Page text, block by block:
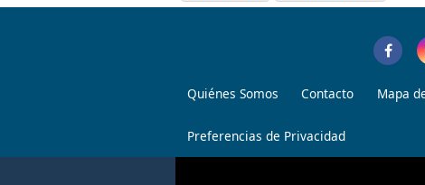
Quiénes Somos Contacto Mapa
Preferencias de Privacidad